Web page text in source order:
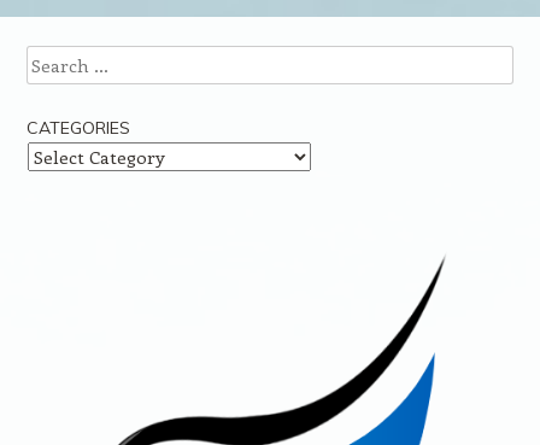
Search
CATEGORIES
Categories